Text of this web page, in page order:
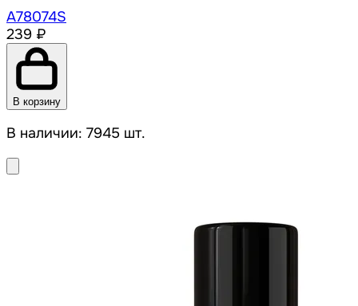
A78074S
239 ₽
В корзину
В наличии: 7945 шт.